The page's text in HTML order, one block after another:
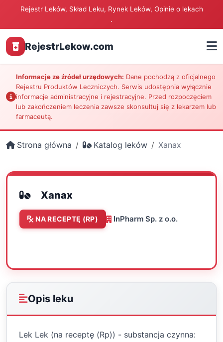
Rejestr Leków, Skład Leku, Rynek Leków, Opinie o lekach
.
RejestrLekow.com
Informacje ze źródeł urzędowych: Dane pochodzą z oficjalnego
Rejestru Produktów Leczniczych. Serwis udostępnia wyłącznie
informacje administracyjne i rejestracyjne. Przed rozpoczęciem
lub zakończeniem leczenia zawsze skonsultuj się z lekarzem lub
farmaceutą.
Strona główna Katalog leków Xanax
Xanax
NA RECEPTĘ (RP) InPharm Sp. z o.o.
Opis leku
Lek Lek (na receptę (Rp)) - substancja czynna: